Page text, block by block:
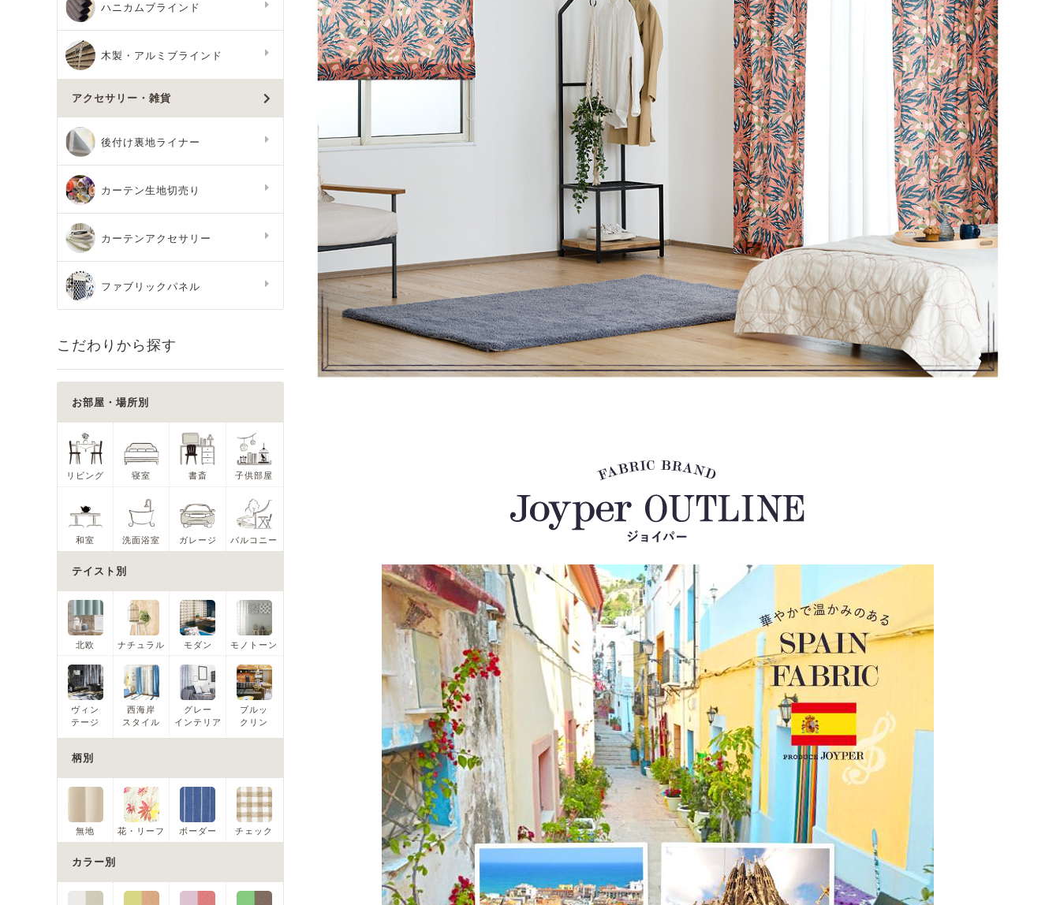
ハニカムブラインド
木製・アルミブラインド
アクセサリー・雑貨
後付け裏地ライナー
カーテン生地切売り
カーテンアクセサリー
ファブリックパネル
こだわりから探す
お部屋・場所別
リビング 寝室 書斎 子供部屋
和室 洗面浴室 ガレージ バルコニー
テイスト別
北欧 ナチュラル モダン モノトーン
ヴィン
テージ
西海岸
スタイル
グレー
インテリア
ブルッ
クリン
柄別
無地 花・リーフ ボーダー チェック
カラー別